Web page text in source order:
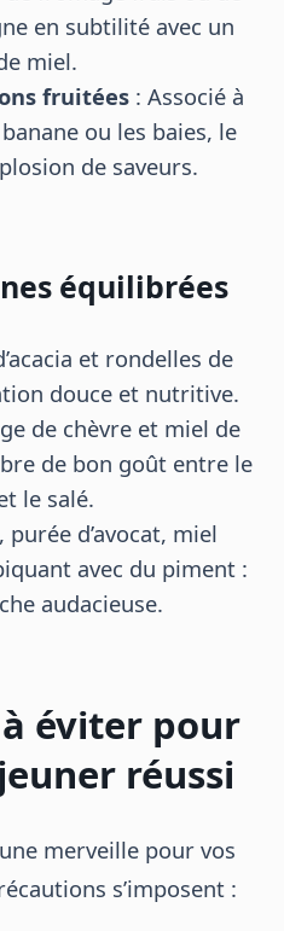
en subtilité avec un
miel.
fruitées : Associé à
ou les baies, le
de saveurs.
équilibrées
et rondelles de
douce et nutritive.
de chèvre et miel de
de bon goût entre le
le salé.
d’avocat, miel
avec du piment :
audacieuse.
éviter pour
réussi
merveille pour vos
s’imposent :